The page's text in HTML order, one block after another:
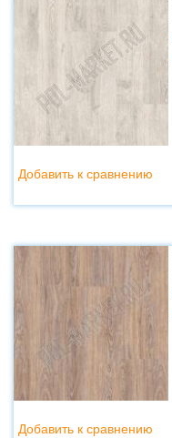
Добавить к сравнению
Добавить к сравнению